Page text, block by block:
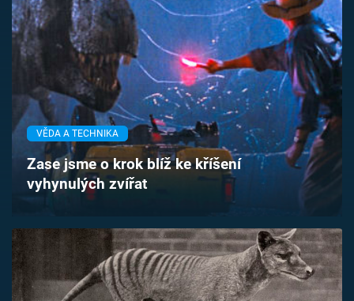
Témata
Pořady
TV Program
Časopis
Sledujte prima+
Přihlášení
Sledujte nás
VĚDA A TECHNIKA
Zase jsme o krok blíž ke kříšení
vyhynulých zvířat